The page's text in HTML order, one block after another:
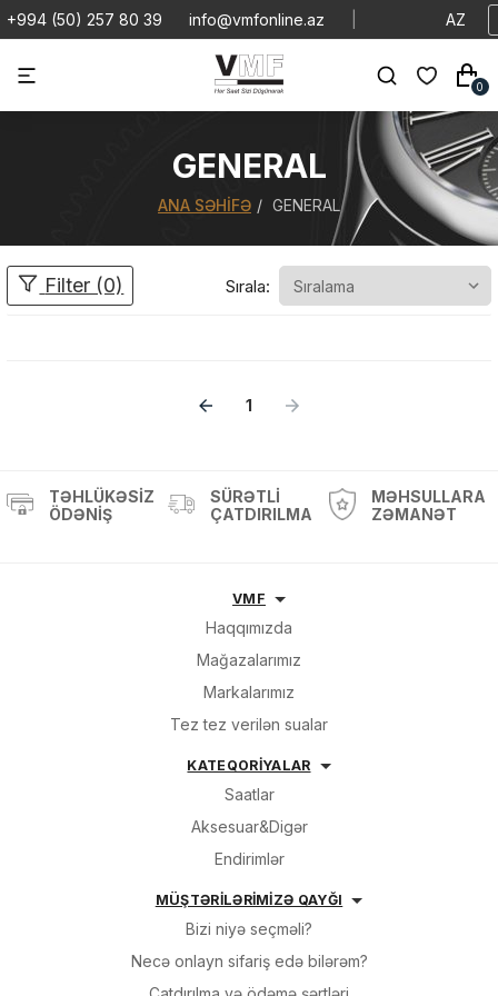
+994 (50) 257 80 39 info@vmfonline.az AZ
0
GENERAL
ANA SƏHIFƏ GENERAL
Filter (0) Sırala:
1
(0)
Sifarişi rəsmiləşdir
Alış-verişə davam et
OK
TƏHLÜKƏSIZ
ÖDƏNIŞ
SÜRƏTLI
ÇATDIRILMA
MƏHSULLARA
ZƏMANƏT
VMF
Haqqımızda
Mağazalarımız
Markalarımız
Tez tez verilən sualar
KATEQORİYALAR
Saatlar
Aksesuar&Digər
Endirimlər
MÜŞTƏRİLƏRİMİZƏ QAYĞI
Bizi niyə seçməli?
Necə onlayn sifariş edə bilərəm?